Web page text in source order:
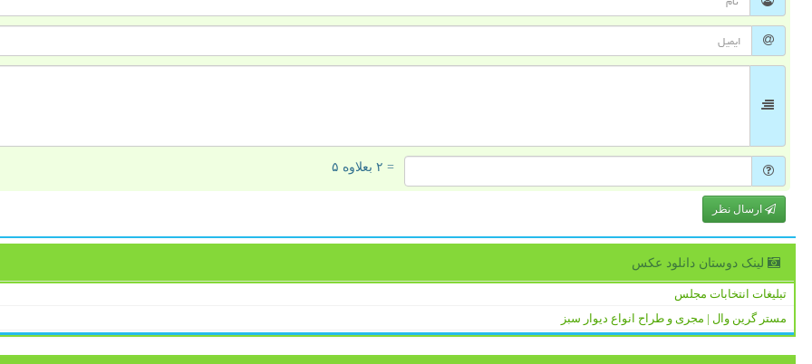
= ۲ بعلاوه ۵
ارسال نظر
لینک دوستان دانلود عكس
تبلیغات انتخابات مجلس
مستر گرین وال | مجری و طراح انواع دیوار سبز